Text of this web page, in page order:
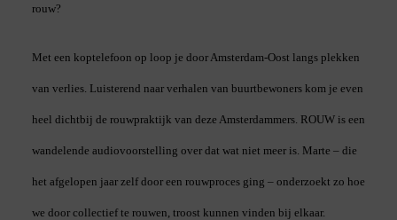
rouw?
Met een koptelefoon op loop je door Amsterdam-Oost langs plekken
van verlies. Luisterend naar verhalen van buurtbewoners kom je even
heel dichtbij de rouwpraktijk van deze Amsterdammers. ROUW is een
wandelende audiovoorstelling over dat wat niet meer is. Marte – die
het afgelopen jaar zelf door een rouwproces ging – onderzoekt zo hoe
we door collectief te rouwen, troost kunnen vinden bij elkaar.